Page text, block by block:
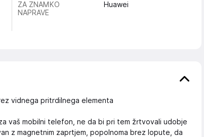
ZA ZNAMKO
NAPRAVE
Huawei
vidnega pritrdilnega elementa
vaš mobilni telefon, ne da bi pri tem žrtvovali udobje
z magnetnim zaprtjem, popolnoma brez lopute, da